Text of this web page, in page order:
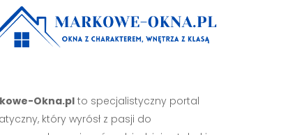
Okna.plto specjalistyczny portal
który wyrósł z pasji do